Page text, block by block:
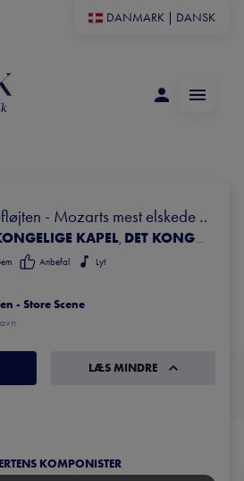
DANMARK DANSK
- Mozarts mest elskede
KAPEL, DET KONGELIGE OPERAKOR
Anbefal Lyt
- Store Scene
LÆS MINDRE
KOMPONISTER